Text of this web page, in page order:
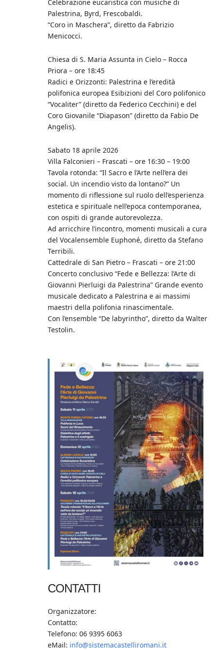
Celebrazione eucaristica con musiche di
Palestrina, Byrd, Frescobaldi.
“Coro in Maschera”, diretto da Fabrizio
Menicocci.
Chiesa di S. Maria Assunta in Cielo – Rocca
Priora – ore 18:45
Radici e Orizzonti: Palestrina e l’eredità
polifonica europea Esibizioni del Coro polifonico
“Vocaliter” (diretto da Federico Cecchini) e del
Coro Giovanile “Diapason” (diretto da Fabio De
Angelis).
Sabato 18 aprile 2026
Villa Falconieri – Frascati – ore 16:30 – 19:00
Tavola rotonda: “Il Sacro e l’Arte nell’era dei
social. Un incendio visto da lontano?” Un
momento di riflessione sul ruolo dell’esperienza
estetica e spirituale nell’epoca contemporanea,
con ospiti di grande autorevolezza.
Ad arricchire l’incontro, momenti musicali a cura
del Vocalensemble Euphoné, diretto da Stefano
Terribili.
Cattedrale di San Pietro – Frascati – ore 21:00
Concerto conclusivo “Fede e Bellezza: l’Arte di
Giovanni Pierluigi da Palestrina” Grande evento
musicale dedicato a Palestrina e ai massimi
maestri della polifonia rinascimentale.
Con l’ensemble “De labyrintho”, diretto da Walter
Testolin.
CONTATTI
Organizzatore:
Contatto:
Telefono: 06 9395 6063
eMail: info@sistemacastelliromani.it